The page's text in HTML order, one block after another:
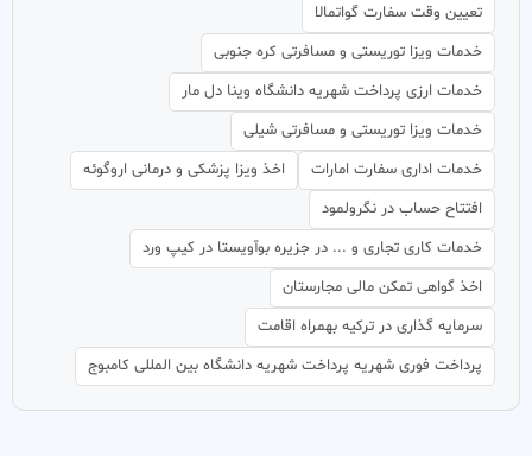
تعیین وقت سفارت گواتمالا
خدمات ویزا توریستی و مسافرتی کره جنوبی
خدمات ارزی پرداخت شهریه دانشگاه وینا دل مار
خدمات ویزا توریستی و مسافرتی شیلی
خدمات اداری سفارت امارات
اخذ ویزا پزشکی و درمانی اروگوئه
افتتاح حساب در نگرولمود
خدمات کاری تجاری و ... در جزیره بوآویستا در کیپ ورد
اخذ گواهی تمکن مالی مجارستان
سرمایه گذاری در ترکیه بهمراه اقامت
پرداخت فوری شهریه پرداخت شهریه دانشگاه بین المللی کامبوج